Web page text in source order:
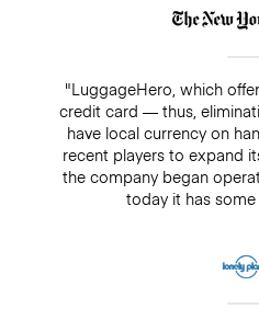
"LuggageHero, which
credit card — thus,
have local currency on
recent players to expand
the company began
today it has